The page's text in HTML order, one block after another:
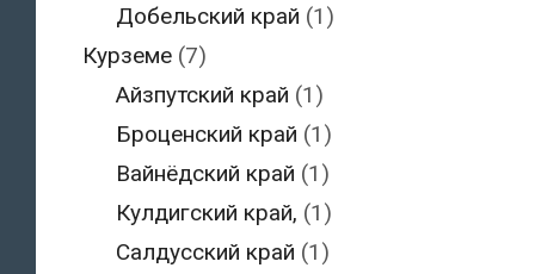
Добельский край (1)
Курземе(7)
Айзпутский край (1)
Броценский край (1)
Вайнёдский край (1)
Кулдигский край, (1)
Салдусский край (1)